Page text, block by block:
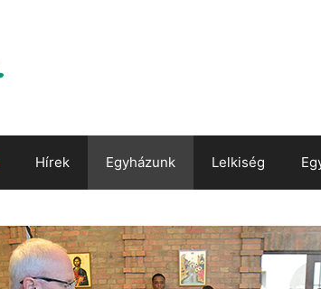
Hírek Egyházunk Lelkiség